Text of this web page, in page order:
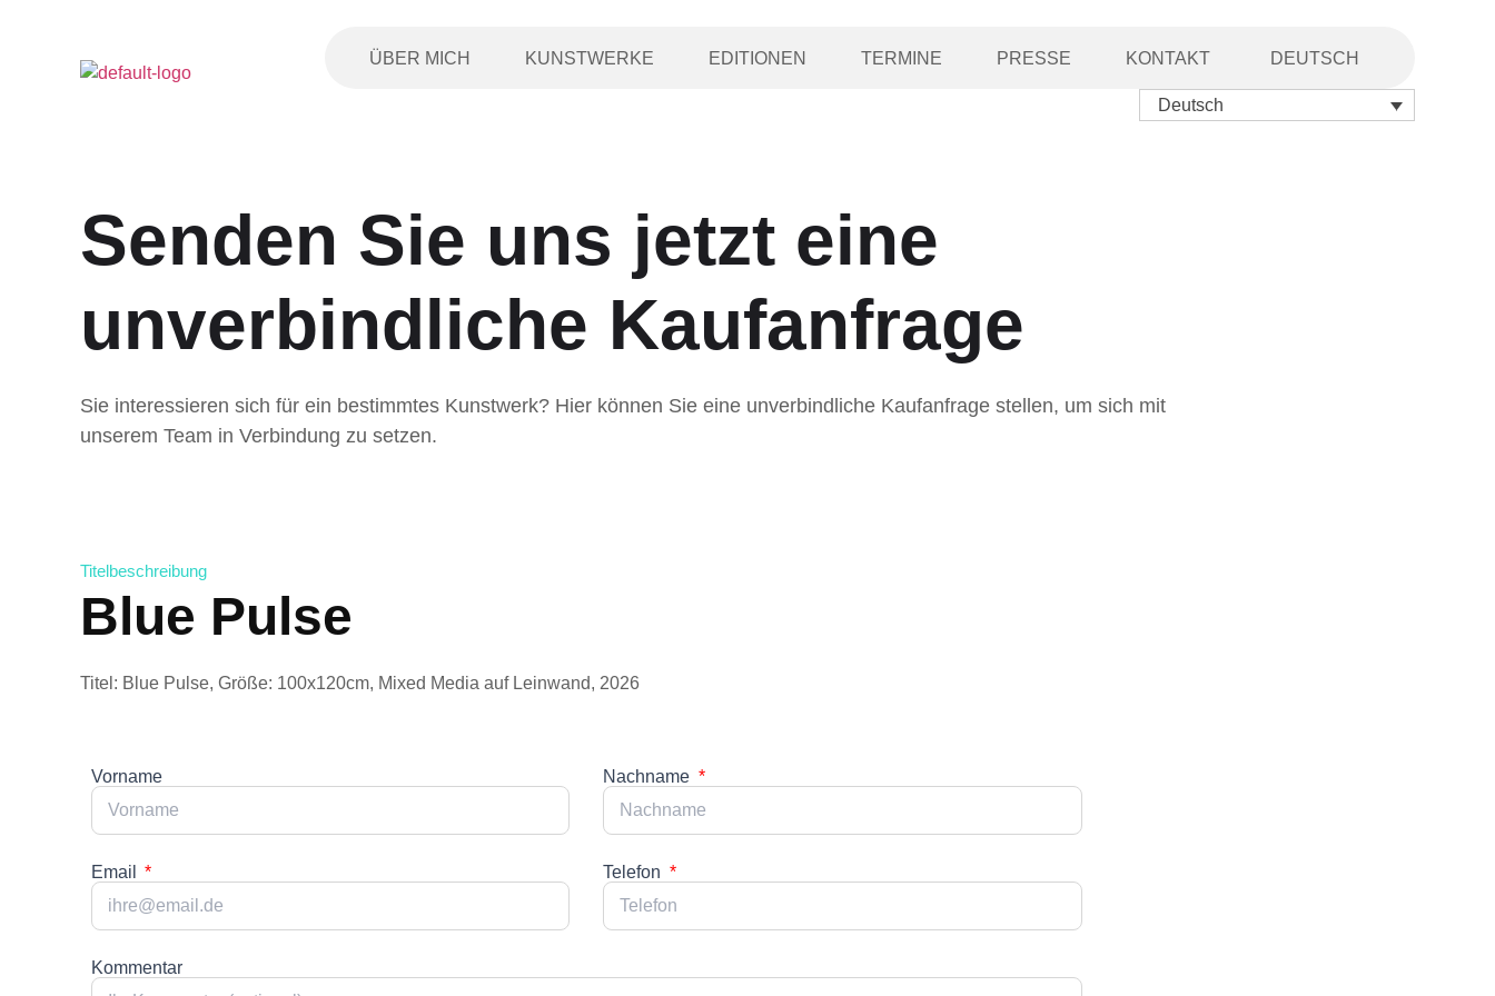
ÜBER MICH KUNSTWERKE EDITIONEN TERMINE PRESSE KONTAKT DEUTSCH
Deutsch
Senden Sie uns jetzt eine
unverbindliche Kaufanfrage
Sie interessieren sich für ein bestimmtes Kunstwerk? Hier können Sie eine unverbindliche Kaufanfrage stellen, um sich mit
unserem Team in Verbindung zu setzen.
Titelbeschreibung
Blue Pulse
Titel: Blue Pulse, Größe: 100x120cm, Mixed Media auf Leinwand, 2026
Vorname Nachname
Email Telefon
Kommentar